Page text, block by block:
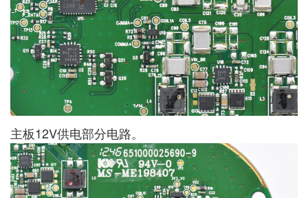
主板12V供电部分电路。